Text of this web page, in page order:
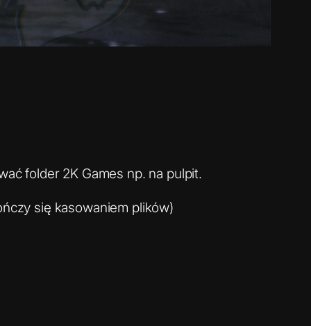
folder 2K Games np. na pulpit.
się kasowaniem plików)